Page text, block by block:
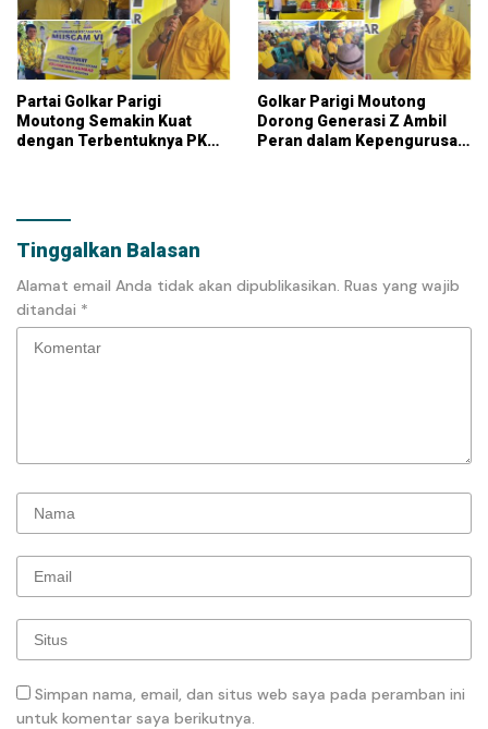
Partai Golkar Parigi
Moutong Semakin Kuat
dengan Terbentuknya PK
Golkar Parigi Moutong
Dorong Generasi Z Ambil
Peran dalam Kepengurusan
Tinggalkan Balasan
Alamat email Anda tidak akan dipublikasikan. Ruas yang wajib
ditandai *
Simpan nama, email, dan situs web saya pada peramban ini
untuk komentar saya berikutnya.